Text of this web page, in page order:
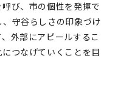
び、市の個性を発揮で
守谷らしさの印象づけ
外部にアピールするこ
つなげていくことを目